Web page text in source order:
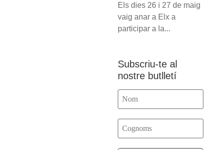
Els dies 26 i 27 de maig
vaig anar a Elx a
participar a la...
Subscriu-te al
nostre butlletí